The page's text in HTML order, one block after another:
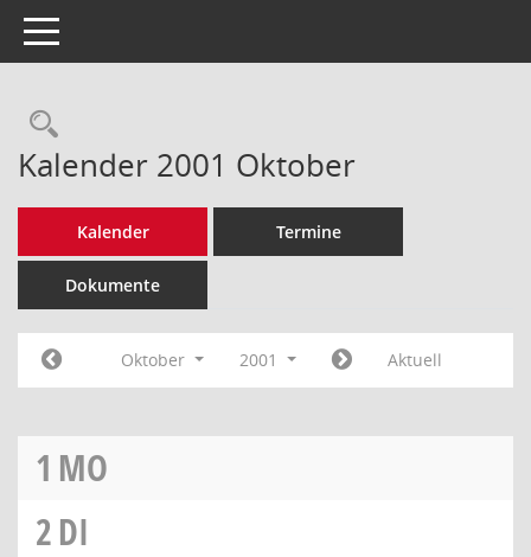
Toggle navigation
Rechercheauswahl
Kalender 2001 Oktober
Kalender Termine
Dokumente
Oktober 2001 Aktuell
1 MO
2DI